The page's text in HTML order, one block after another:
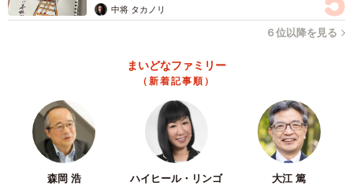
って、今回の出来事も特別に意識して演出したわけではな
く、「日々の中に自然とある瞬間のひとつ」だったそう。
中将 タカノリ
６位以降を見る
まいどなファミリー
（新着記事順）
森岡 浩 ハイヒール・リンゴ 大江 篤